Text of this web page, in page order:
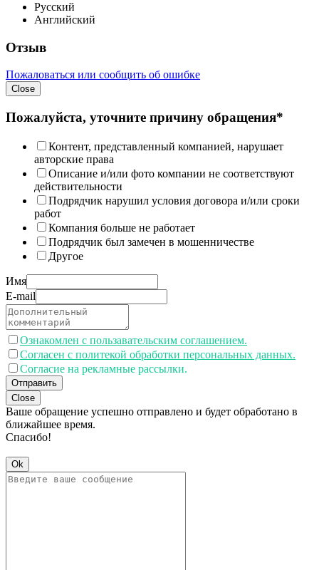
Русский
Английский
Отзыв
Пожаловаться или сообщить об ошибке
Close
Пожалуйста, уточните причину обращения*
Контент, представленный компанией, нарушает
авторские права
Описание и/или фото компании не соответствуют
действительности
Подрядчик нарушил условия договора и/или сроки
работ
Компания больше не работает
Подрядчик был замечен в мошенничестве
Другое
Имя
E-mail
Ознакомлен с пользавательским соглашением.
Согласен с политекой обработки персональных данных.
Согласие на рекламные рассылки.
Отправить
Close
Ваше обращение успешно отправлено и будет обработано в
ближайшее время.
Спасибо!
Ok